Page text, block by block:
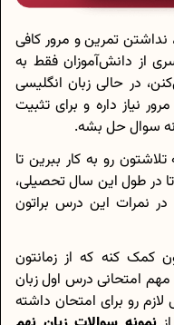
تمرین و مرور کافی
از دانش‌آموزان فقط به
در حالی زبان انگلیسی
نیاز داره و برای تثبیت
سوال حل بشه.
رو به کار ببرین تا
در طول این سال تحصیلی،
نمرات این درس براتون
کمک کنه که از زمانتون
مهم امتحانی درس اول زبان
رو برای امتحان داشته